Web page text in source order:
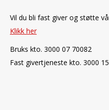
Vil du bli fast giver og støtte
Klikk her
Bruks kto. 3000 07 70082
Fast givertjeneste kto. 3000